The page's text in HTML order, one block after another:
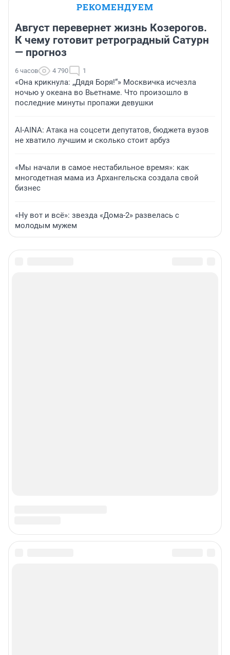
РЕКОМЕНДУЕМ
Август перевернет жизнь Козерогов.
К чему готовит ретроградный Сатурн
— прогноз
6 часов 4 790 1
«Она крикнула: „Дядя Боря!“» Москвичка исчезла
ночью у океана во Вьетнаме. Что произошло в
последние минуты пропажи девушки
AI-AINA: Атака на соцсети депутатов, бюджета вузов
не хватило лучшим и сколько стоит арбуз
«Мы начали в самое нестабильное время»: как
многодетная мама из Архангельска создала свой
бизнес
«Ну вот и всё»: звезда «Дома-2» развелась с
молодым мужем